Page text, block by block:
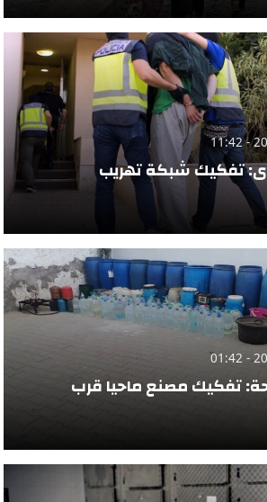
تفكيك شبكة تهريب
تفكيك مصنع ماحيا قرب